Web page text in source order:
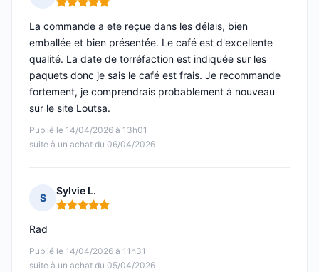
Note : 5 sur 5
Publié le 14/04/2026 à 13h01
suite à un achat du 06/04/2026
La commande a ete reçue dans les délais, bien
emballée et bien présentée. Le café est d'excellente
qualité. La date de torréfaction est indiquée sur les
paquets donc je sais le café est frais. Je recommande
fortement, je comprendrais probablement à nouveau
sur le site Loutsa.
S
Sylvie L.
Note : 5 sur 5
Publié le 14/04/2026 à 11h31
suite à un achat du 05/04/2026
Rad